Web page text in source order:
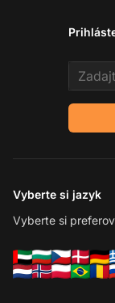
Email
Vyberte si jazyk
Vyberte si